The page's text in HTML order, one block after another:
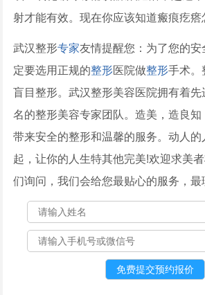
射才能有效。现在你应该知道瘢痕疙瘩
武汉整形专家友情提醒您：为了您的
定要选用正规的整形医院做整形手术。
盲目整形。武汉整形美容医院拥有着
名的整形美容专家团队。造美，造良
带来安全的整形和温馨的服务。动人
起，让你的人生特其他完美!欢迎求美
们询问，我们会给您最贴心的服务，最